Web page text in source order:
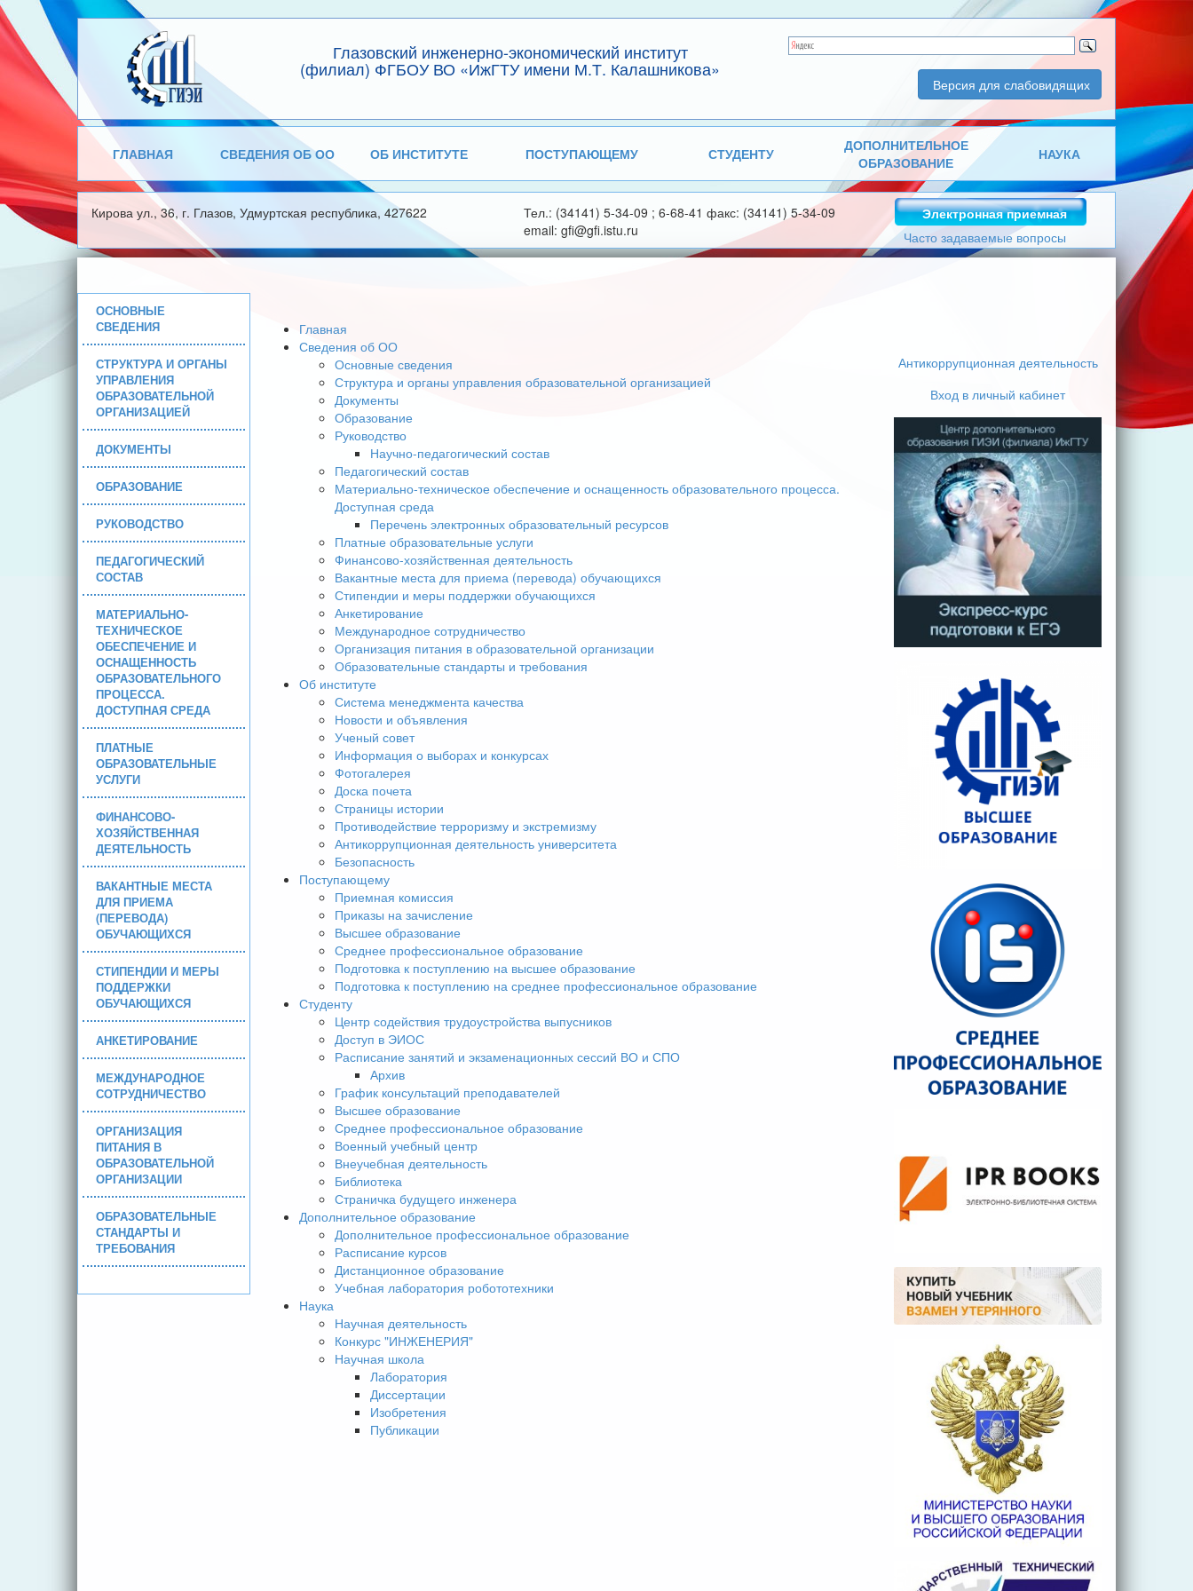
Глазовский инженерно-экономический институт
(филиал) ФГБОУ ВО «ИжГТУ имени М.Т. Калашникова»
Версия для слабовидящих
ГЛАВНАЯ СВЕДЕНИЯ ОБ ОО ОБ ИНСТИТУТЕ ПОСТУПАЮЩЕМУ СТУДЕНТУ
ДОПОЛНИТЕЛЬНОЕ
ОБРАЗОВАНИЕ
НАУКА
Кирова ул., 36, г. Глазов, Удмуртская республика, 427622
Тел.: (34141) 5-34-09 ; 6-68-41 факс: (34141) 5-34-09
email: gfi@gfi.istu.ru
Электронная приемная
Часто задаваемые вопросы
ОСНОВНЫЕ
СВЕДЕНИЯ
СТРУКТУРА И ОРГАНЫ
УПРАВЛЕНИЯ
ОБРАЗОВАТЕЛЬНОЙ
ОРГАНИЗАЦИЕЙ
ДОКУМЕНТЫ
ОБРАЗОВАНИЕ
РУКОВОДСТВО
ПЕДАГОГИЧЕСКИЙ
СОСТАВ
МАТЕРИАЛЬНО-
ТЕХНИЧЕСКОЕ
ОБЕСПЕЧЕНИЕ И
ОСНАЩЕННОСТЬ
ОБРАЗОВАТЕЛЬНОГО
ПРОЦЕССА.
ДОСТУПНАЯ СРЕДА
ПЛАТНЫЕ
ОБРАЗОВАТЕЛЬНЫЕ
УСЛУГИ
ФИНАНСОВО-
ХОЗЯЙСТВЕННАЯ
ДЕЯТЕЛЬНОСТЬ
ВАКАНТНЫЕ МЕСТА
ДЛЯ ПРИЕМА
(ПЕРЕВОДА)
ОБУЧАЮЩИХСЯ
СТИПЕНДИИ И МЕРЫ
ПОДДЕРЖКИ
ОБУЧАЮЩИХСЯ
АНКЕТИРОВАНИЕ
МЕЖДУНАРОДНОЕ
СОТРУДНИЧЕСТВО
ОРГАНИЗАЦИЯ
ПИТАНИЯ В
ОБРАЗОВАТЕЛЬНОЙ
ОРГАНИЗАЦИИ
ОБРАЗОВАТЕЛЬНЫЕ
СТАНДАРТЫ И
ТРЕБОВАНИЯ
Главная
Сведения об ОО
Основные сведения
Структура и органы управления образовательной организацией
Документы
Образование
Руководство
Научно-педагогический состав
Педагогический состав
Материально-техническое обеспечение и оснащенность образовательного процесса.
Доступная среда
Перечень электронных образовательный ресурсов
Платные образовательные услуги
Финансово-хозяйственная деятельность
Вакантные места для приема (перевода) обучающихся
Стипендии и меры поддержки обучающихся
Анкетирование
Международное сотрудничество
Организация питания в образовательной организации
Образовательные стандарты и требования
Об институте
Система менеджмента качества
Новости и объявления
Ученый совет
Информация о выборах и конкурсах
Фотогалерея
Доска почета
Страницы истории
Противодействие терроризму и экстремизму
Антикоррупционная деятельность университета
Безопасность
Поступающему
Приемная комиссия
Приказы на зачисление
Высшее образование
Среднее профессиональное образование
Подготовка к поступлению на высшее образование
Подготовка к поступлению на среднее профессиональное образование
Студенту
Центр содействия трудоустройства выпусников
Доступ в ЭИОС
Расписание занятий и экзаменационных сессий ВО и СПО
Архив
График консультаций преподавателей
Высшее образование
Среднее профессиональное образование
Военный учебный центр
Внеучебная деятельность
Библиотека
Страничка будущего инженера
Дополнительное образование
Дополнительное профессиональное образование
Расписание курсов
Дистанционное образование
Учебная лаборатория робототехники
Наука
Научная деятельность
Конкурс "ИНЖЕНЕРИЯ"
Научная школа
Лаборатория
Диссертации
Изобретения
Публикации
Антикоррупционная деятельность
Вход в личный кабинет